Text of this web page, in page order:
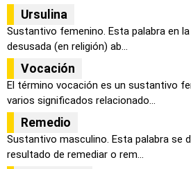
Ursulina
Sustantivo femenino. Esta palabra en
desusada (en religión) ab...
Vocación
El término vocación es un sustantivo
varios significados relacionado...
Remedio
Sustantivo masculino. Esta palabra se
resultado de remediar o rem...